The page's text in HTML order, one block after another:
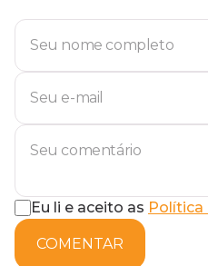
Eu li e aceito as Política
COMENTAR